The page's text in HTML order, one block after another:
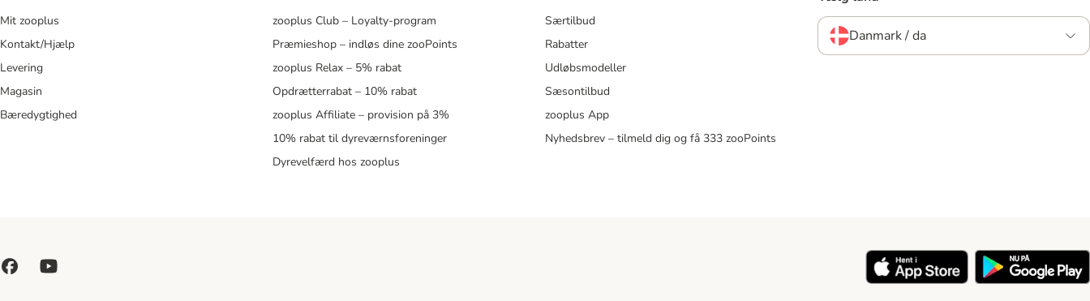
Mit zooplus
Kontakt/Hjælp
Levering
Magasin
Bæredygtighed
zooplus Club – Loyalty-program
Præmieshop – indløs dine zooPoints
zooplus Relax – 5% rabat
Opdrætterrabat – 10% rabat
zooplus Affiliate – provision på 3%
10% rabat til dyreværnsforeninger
Dyrevelfærd hos zooplus
Særtilbud
Rabatter
Udløbsmodeller
Sæsontilbud
zooplus App
Nyhedsbrev – tilmeld dig og få 333 zooPoints
Danmark / da